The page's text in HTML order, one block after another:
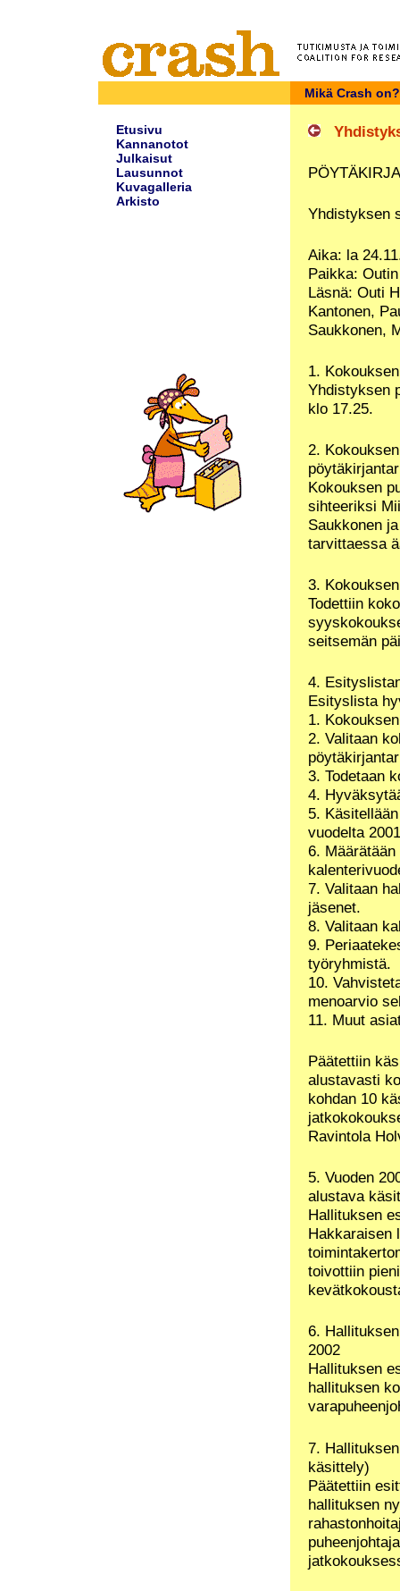
Mikä Crash on?
Etusivu
Kannanotot
Julkaisut
Lausunnot
Kuvagalleria
Arkisto
Yhdistyksen
Aika: la
Paikka:
Läsnä: Outi
Kantonen,
Saukkonen,
1.
Yhdistyksen
klo 17.25.
2.
Kokouksen
sihteeriksi
Saukkonen
tarvittaessa
3.
Todettiin
seitsemän
4.
Esityslista
1.
2. Valitaan
3. Todetaan
4.
5.
vuodelta
6.
7. Valitaan
jäsenet.
8. Valitaan
9.
työryhmistä.
10.
menoarvio
11. Muut
Päätettiin
alustavasti
kohdan 10
Ravintola
5. Vuoden
alustava
Hallituksen
Hakkaraisen
toivottiin
6.
2002
Hallituksen
hallituksen
7.
käsittely)
Päätettiin
hallituksen